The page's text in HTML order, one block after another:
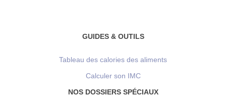
GUIDES & OUTILS
Tableau des calories des aliments
Calculer son IMC
NOS DOSSIERS SPÉCIAUX